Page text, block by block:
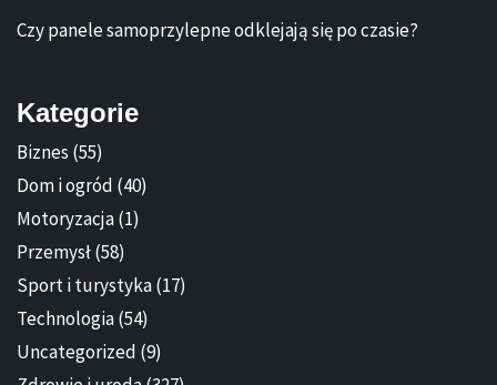
Czy panele samoprzylepne odklejają się po czasie?
Kategorie
Biznes (55)
Dom i ogród (40)
Motoryzacja(1)
Przemysł(58)
Sport i turystyka(17)
Technologia(54)
Uncategorized (9)